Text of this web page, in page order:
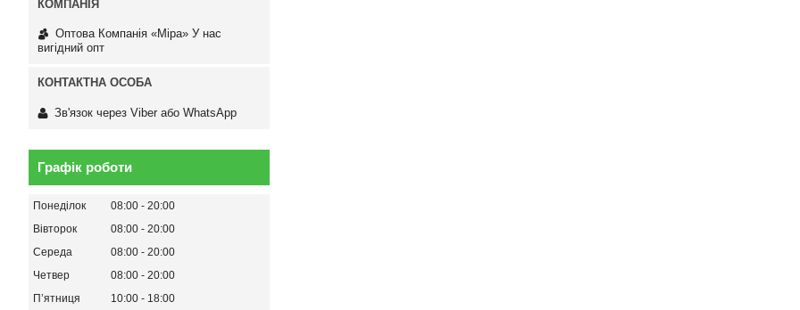
Оптова Компанія «Міра» У нас
вигідний опт
Зв'язок через Viber або WhatsApp
Графік роботи
Понеділок 08:00
20:00
Вівторок
08:00
20:00
Середа
08:00
20:00
Четвер
08:00
20:00
Пʼятниця
10:00
18:00